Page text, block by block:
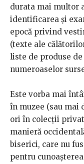
durata mai multor
identificarea și
epocă privind
(texte ale
liste de produse
numeroaselor
Este vorba mai
în muzee (sau mai
ori în colecții
manieră
biserici, care nu
pentru